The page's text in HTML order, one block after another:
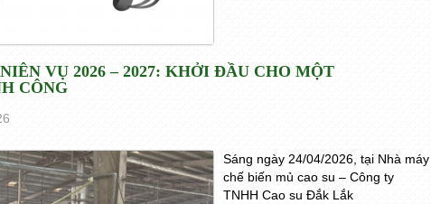
VỤ 2026 – 2027: KHỞI ĐẦU CHO MỘT
CÔNG
Sáng ngày 24/04/2026, tại Nhà máy
chế biến mủ cao su – Công ty
TNHH Cao su Đắk Lắk